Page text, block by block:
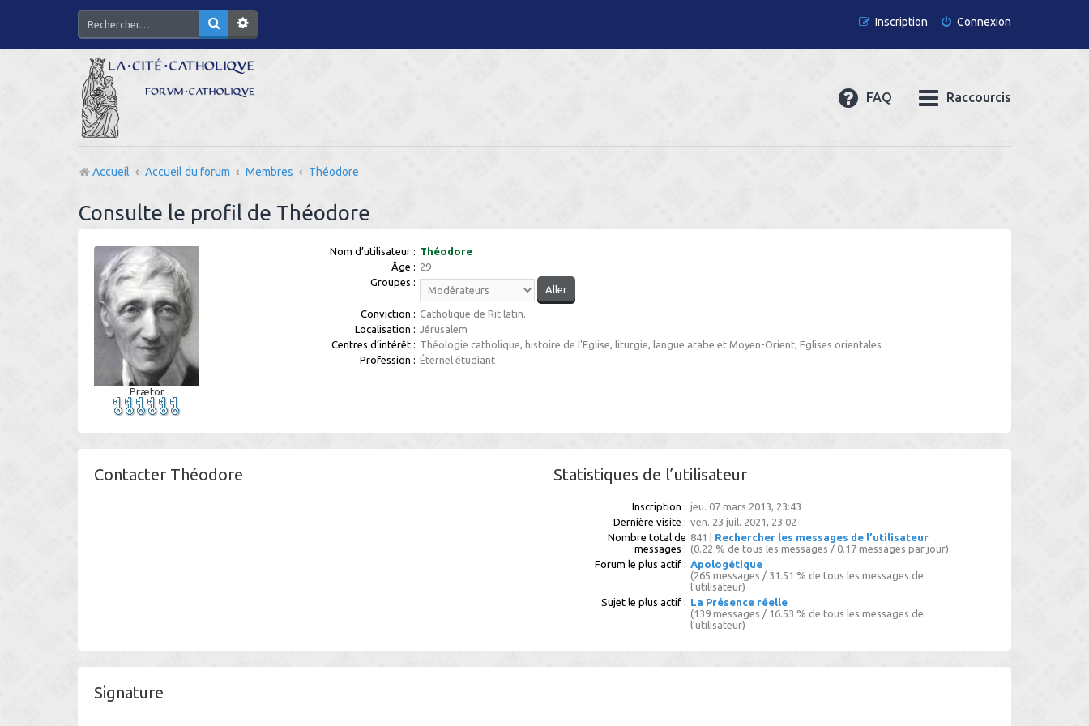
Connexion
Inscription
Raccourcis
FAQ
Accueil Accueil du forum Membres Théodore
Consulte le profil de Théodore
Prætor
Nom d’utilisateur : Théodore
Âge : 29
Groupes :
Conviction : Catholique de Rit latin.
Localisation : Jérusalem
Centres d’intérêt : Théologie catholique, histoire de l'Eglise, liturgie, langue arabe et Moyen-Orient, Eglises orientales
Profession : Éternel étudiant
Contacter Théodore Statistiques de l’utilisateur
Inscription : jeu. 07 mars 2013, 23:43
Dernière visite : ven. 23 juil. 2021, 23:02
Nombre total de
messages :
841 |
Rechercher les messages de l’utilisateur
(0.22 % de tous les messages / 0.17 messages par jour)
Forum le plus actif : Apologétique
(265 messages / 31.51 % de tous les messages de
l’utilisateur)
Sujet le plus actif : La Présence réelle
(139 messages / 16.53 % de tous les messages de
l’utilisateur)
Signature